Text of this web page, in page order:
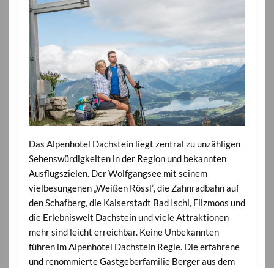
Das Alpenhotel Dachstein liegt zentral zu unzähligen
Sehenswürdigkeiten in der Region und bekannten
Ausflugszielen. Der Wolfgangsee mit seinem
vielbesungenen „Weißen Rössl“, die Zahnradbahn auf
den Schafberg, die Kaiserstadt Bad Ischl, Filzmoos und
die Erlebniswelt Dachstein und viele Attraktionen
mehr sind leicht erreichbar. Keine Unbekannten
führen im Alpenhotel Dachstein Regie. Die erfahrene
und renommierte Gastgeberfamilie Berger aus dem